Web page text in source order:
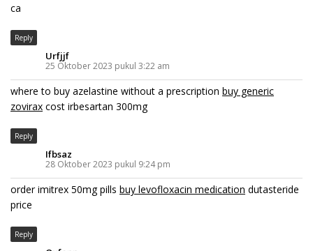
ca
Reply
Urfjjf
25 Oktober 2023 pukul 3:22 am
where to buy azelastine without a prescription buy generic
zovirax cost irbesartan 300mg
Reply
Ifbsaz
28 Oktober 2023 pukul 9:24 pm
order imitrex 50mg pills buy levofloxacin medication dutasteride
price
Reply